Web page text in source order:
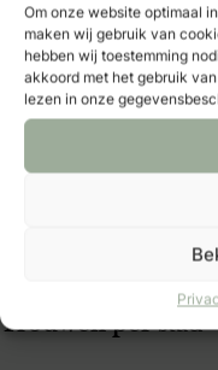
Om onze website optimaal
maken wij gebruik van
hebben wij toestemming
akkoord met het gebruik
lezen in onze
Bruidmedia
Trouwexperts – business
Contact
Vacatures & stages
Trouwen per stad